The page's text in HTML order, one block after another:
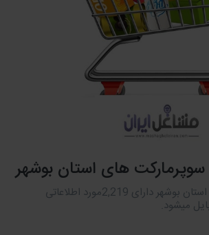
های استان بوشهر
فایل سوپرمارکت های استان بوشهر دارای 2,219مورد اطلاعاتی